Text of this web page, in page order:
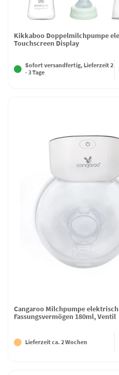
Kikkaboo Doppelmilchpumpe
Touchscreen Display
Sofort versandfertig, Lieferzeit 2
- 3 Tage
Cangaroo Milchpumpe
Fassungsvermögen 180ml, Ventil
Lieferzeit ca. 2 Wochen